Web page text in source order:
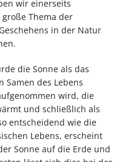
wir einerseits
Thema der
in der Natur
die Sonne als das
Samen des Lebens
wird, die
und schließlich als
entscheidend wie die
Lebens, erscheint
Sonne auf die Erde und